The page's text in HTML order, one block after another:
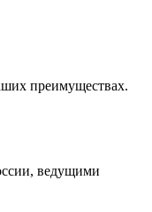
преимуществах.
ведущими